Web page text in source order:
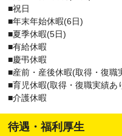
■祝日
■年末年始休暇(6日)
■夏季休暇(5日)
■有給休暇
■慶弔休暇
■産前・産後休暇(取得・復職
■育児休暇(取得・復職実績あ
■介護休暇
待遇・福利厚生